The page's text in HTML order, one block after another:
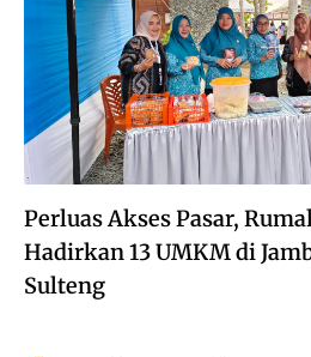
Perluas Akses Pasar,
Hadirkan 13 UMKM di
Sulteng